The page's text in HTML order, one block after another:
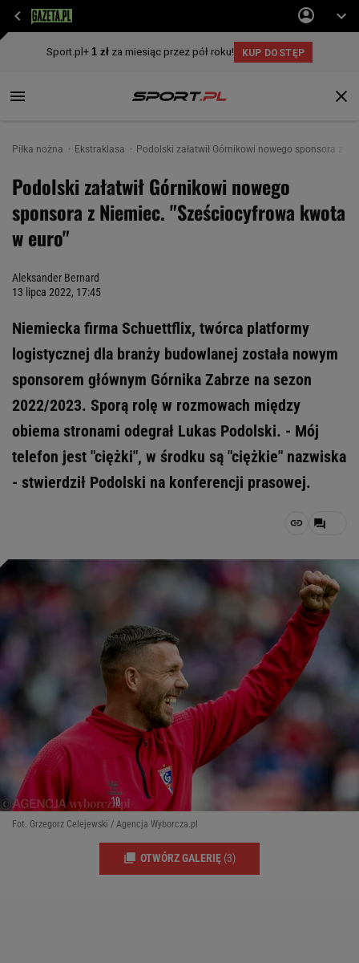
Piłka nożna Ekstraklasa Podolski załatwił Górnikowi nowego sponsora z
Podolski załatwił Górnikowi nowego
sponsora z Niemiec. "Sześciocyfrowa kwota
w euro"
Aleksander Bernard
13 lipca 2022, 17:45
Niemiecka firma Schuettflix, twórca platformy
logistycznej dla branży budowlanej została nowym
sponsorem głównym Górnika Zabrze na sezon
2022/2023. Sporą rolę w rozmowach między
obiema stronami odegrał Lukas Podolski. - Mój
telefon jest "ciężki", w środku są "ciężkie" nazwiska
- stwierdził Podolski na konferencji prasowej.
Fot. Grzegorz Celejewski / Agencja Wyborcza.pl
OTWÓRZ GALERIĘ (3)